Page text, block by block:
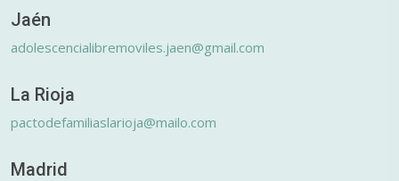
Jaén
adolescencialibremoviles.jaen@gmail.com
La Rioja
pactodefamiliaslarioja@mailo.com
Madrid